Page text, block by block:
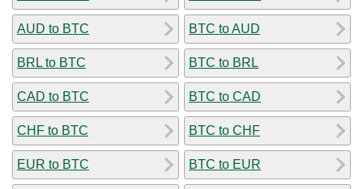
AUD to BTC
BRL to BTC
CAD to BTC
CHF to BTC
EUR to BTC
BTC to AUD
BTC to BRL
BTC to CAD
BTC to CHF
BTC to EUR